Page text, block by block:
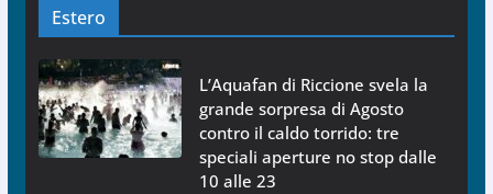
Estero
L’Aquafan di Riccione svela la
grande sorpresa di Agosto
contro il caldo torrido: tre
speciali aperture no stop dalle
10 alle 23